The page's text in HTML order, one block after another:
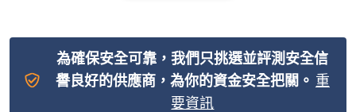
為確保安全可靠，我們只挑選並評測安全信
譽良好的供應商，為你的資金安全把關。 重
要資訊